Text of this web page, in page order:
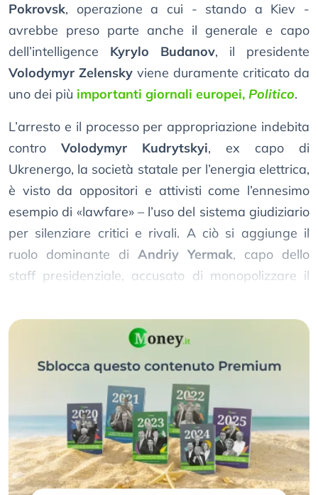
Pokrovsk, operazione a cui - stando a Kiev -
avrebbe preso parte anche il generale e capo
dell’intelligence Kyrylo Budanov, il presidente
Volodymyr Zelensky viene duramente criticato da
uno dei più importanti giornali europei, Politico.
L’arresto e il processo per appropriazione indebita
contro Volodymyr Kudrytskyi, ex capo di
Ukrenergo, la società statale per l’energia elettrica,
è visto da oppositori e attivisti come l’ennesimo
esempio di «lawfare» – l’uso del sistema giudiziario
per silenziare critici e rivali. A ciò si aggiunge il
ruolo dominante di Andriy Yermak, capo dello
staff presidenziale, accusato di monopolizzare il